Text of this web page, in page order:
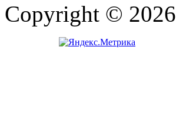
Copyright © 2026